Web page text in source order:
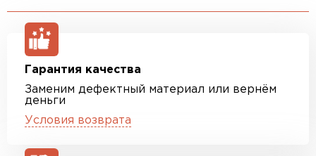
Гарантия качества
Заменим дефектный материал или вернём
деньги
Условия возврата